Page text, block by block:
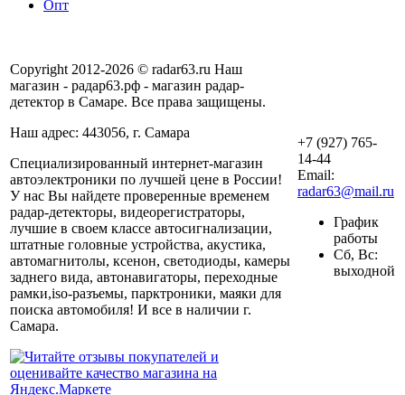
Опт
Copyright 2012-2026 © radar63.ru Наш
магазин - радар63.рф - магазин радар-
детектор в Самаре. Все права защищены.
Наш адрес: 443056, г. Самара
Специализированный интернет-магазин
автоэлектроники по лучшей цене в России!
У нас Вы найдете проверенные временем
радар-детекторы, видеорегистраторы,
лучшие в своем классе автосигнализации,
штатные головные устройства, акустика,
автомагнитолы, ксенон, светодиоды, камеры
заднего вида, автонавигаторы, переходные
рамки,iso-разъемы, парктроники, маяки для
поиска автомобиля! И все в наличии г.
Самара.
+7 (927) 765-
14-44
Email:
radar63@mail.ru
График
работы
Сб, Вс:
выходной